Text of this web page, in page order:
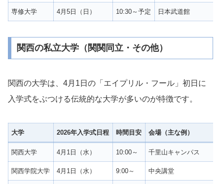
専修大学 4月5日（日） 10:30～予定 日本武道館
関西の私立大学（関関同立・その他）
関西の大学は、4月1日の「エイプリル・フール」初日に
入学式をぶつける伝統的な大学が多いのが特徴です。
大学 2026年入学式日程 時間目安 会場（主な例）
関西大学 4月1日（水） 10:00～ 千里山キャンパス
関西学院大学 4月1日（水） 9:00～ 中央講堂